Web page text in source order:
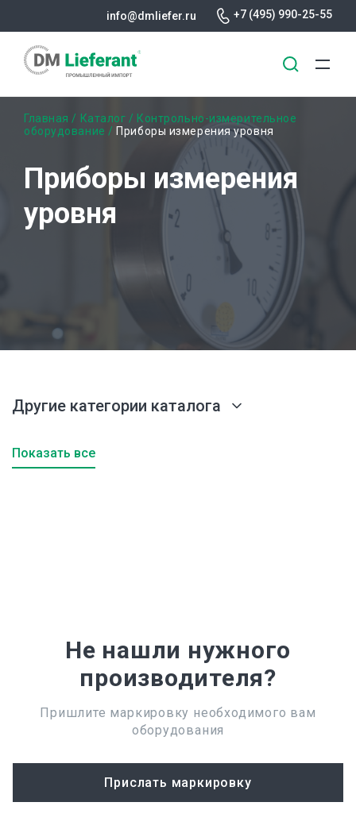
содержанию
info@dmliefer.ru +7 (495) 990-25-55
Строка
Главная Каталог
Контрольно-измерительное
оборудование
Приборы измерения уровня
Приборы измерения
уровня
Другие категории каталога
Показать все
Не нашли нужного
производителя?
Пришлите маркировку необходимого вам
оборудования
Прислать маркировку